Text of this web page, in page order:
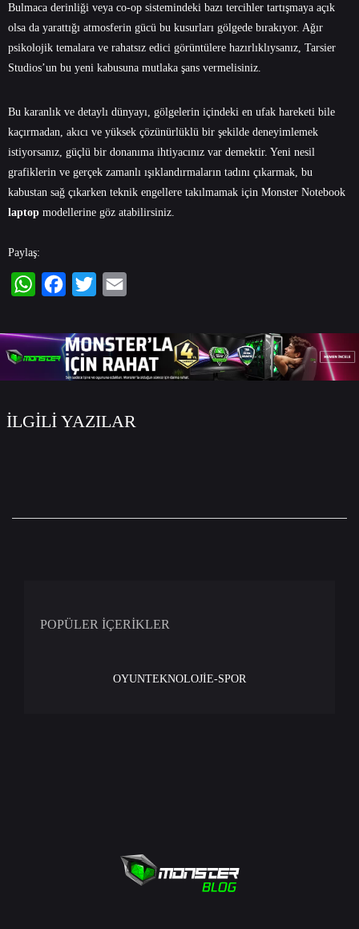
Bulmaca derinliği veya co-op sistemindeki bazı tercihler tartışmaya açık
olsa da yarattığı atmosferin gücü bu kusurları gölgede bırakıyor. Ağır
psikolojik temalara ve rahatsız edici görüntülere hazırlıklıysanız, Tarsier
Studios’un bu yeni kabusuna mutlaka şans vermelisiniz.
Bu karanlık ve detaylı dünyayı, gölgelerin içindeki en ufak hareketi bile
kaçırmadan, akıcı ve yüksek çözünürlüklü bir şekilde deneyimlemek
istiyorsanız, güçlü bir donanıma ihtiyacınız var demektir. Yeni nesil
grafiklerin ve gerçek zamanlı ışıklandırmaların tadını çıkarmak, bu
kabustan sağ çıkarken teknik engellere takılmamak için Monster Notebook
laptop modellerine göz atabilirsiniz.
Paylaş:
İLGİLİ YAZILAR
POPÜLER İÇERİKLER
OYUNTEKNOLOJİE-SPOR